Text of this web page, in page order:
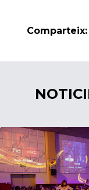
Comparteix:
15/06/2023